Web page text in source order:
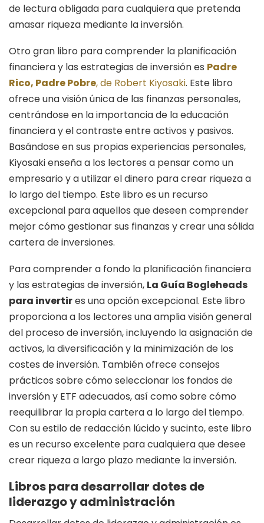
de lectura obligada para cualquiera que pretenda
amasar riqueza mediante la inversión.
Otro gran libro para comprender la planificación
financiera y las estrategias de inversión es Padre
Rico, Padre Pobre, de Robert Kiyosaki. Este libro
ofrece una visión única de las finanzas personales,
centrándose en la importancia de la educación
financiera y el contraste entre activos y pasivos.
Basándose en sus propias experiencias personales,
Kiyosaki enseña a los lectores a pensar como un
empresario y a utilizar el dinero para crear riqueza a
lo largo del tiempo. Este libro es un recurso
excepcional para aquellos que deseen comprender
mejor cómo gestionar sus finanzas y crear una sólida
cartera de inversiones.
Para comprender a fondo la planificación financiera
y las estrategias de inversión, La Guía Bogleheads
para invertires una opción excepcional. Este libro
proporciona a los lectores una amplia visión general
del proceso de inversión, incluyendo la asignación de
activos, la diversificación y la minimización de los
costes de inversión. También ofrece consejos
prácticos sobre cómo seleccionar los fondos de
inversión y ETF adecuados, así como sobre cómo
reequilibrar la propia cartera a lo largo del tiempo.
Con su estilo de redacción lúcido y sucinto, este libro
es un recurso excelente para cualquiera que desee
crear riqueza a largo plazo mediante la inversión.
Libros para desarrollar dotes de
liderazgo y administración